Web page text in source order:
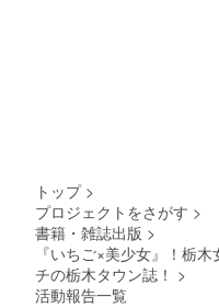
トップ >
プロジェクトをさがす >
書籍・雑誌出版 >
『いちご×美少女』！栃
チの栃木タウン誌！ >
活動報告一覧